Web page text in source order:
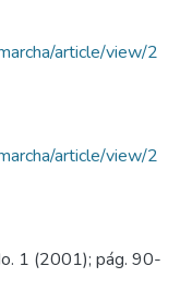
article/view/2
article/view/2
1 (2001); pág. 90-